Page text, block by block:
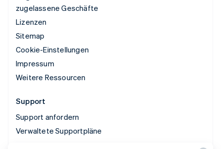
zugelassene Geschäfte
Lizenzen
Sitemap
Cookie-Einstellungen
Impressum
Weitere Ressourcen
Support
Support anfordern
Verwaltete Supportpläne